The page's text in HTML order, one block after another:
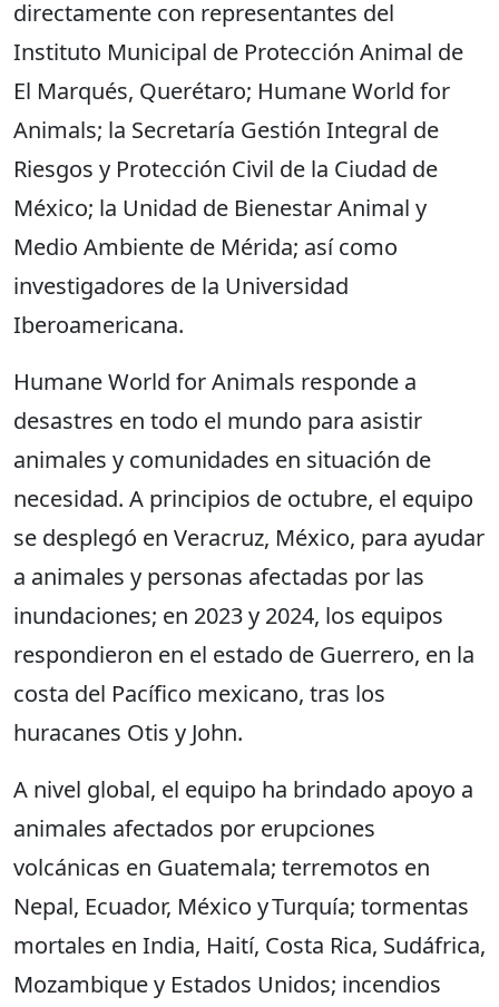
directamente con representantes del
Instituto Municipal de Protección Animal de
El Marqués, Querétaro; Humane World for
Animals; la Secretaría Gestión Integral de
Riesgos y Protección Civil de la Ciudad de
México; la Unidad de Bienestar Animal y
Medio Ambiente de Mérida; así como
investigadores de la Universidad
Iberoamericana.
Humane World for Animals responde a
desastres en todo el mundo para asistir
animales y comunidades en situación de
necesidad. A principios de octubre, el equipo
se desplegó en Veracruz, México, para ayudar
a animales y personas afectadas por las
inundaciones; en 2023 y 2024, los equipos
respondieron en el estado de Guerrero, en la
costa del Pacífico mexicano, tras los
huracanes Otis y John.
A nivel global, el equipo ha brindado apoyo a
animales afectados por erupciones
volcánicas en Guatemala; terremotos en
Nepal, Ecuador, México y Turquía; tormentas
mortales en India, Haití, Costa Rica, Sudáfrica,
Mozambique y Estados Unidos; incendios